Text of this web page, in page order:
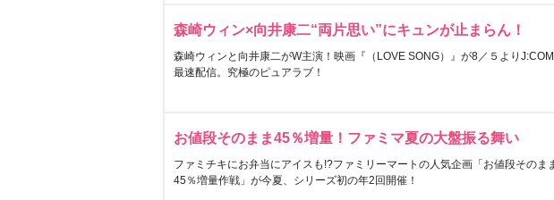
森崎ウィン×向井康二“両片思い”にキュンが止まらん！
森崎ウィンと向井康二がW主演！映画『（LOVE SONG）』が8／５より
最速配信。究極のピュアラブ！
お値段そのまま45％増量！ファミマ夏の大盤振る舞い
ファミチキにお弁当にアイスも!?ファミリーマートの人気企画「お値段そのま
45％増量作戦」が今夏、シリーズ初の年2回開催！